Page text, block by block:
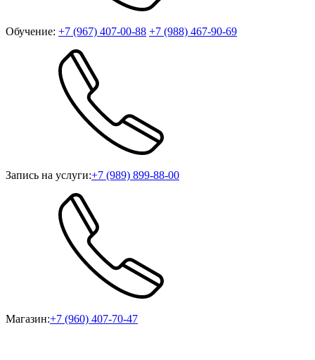
Обучение: +7 (967) 407-00-88 +7 (988) 467-90-69
Запись на услуги:+7 (989) 899-88-00
Магазин:+7 (960) 407-70-47